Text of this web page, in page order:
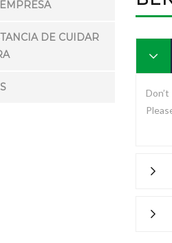
DE CUIDAR